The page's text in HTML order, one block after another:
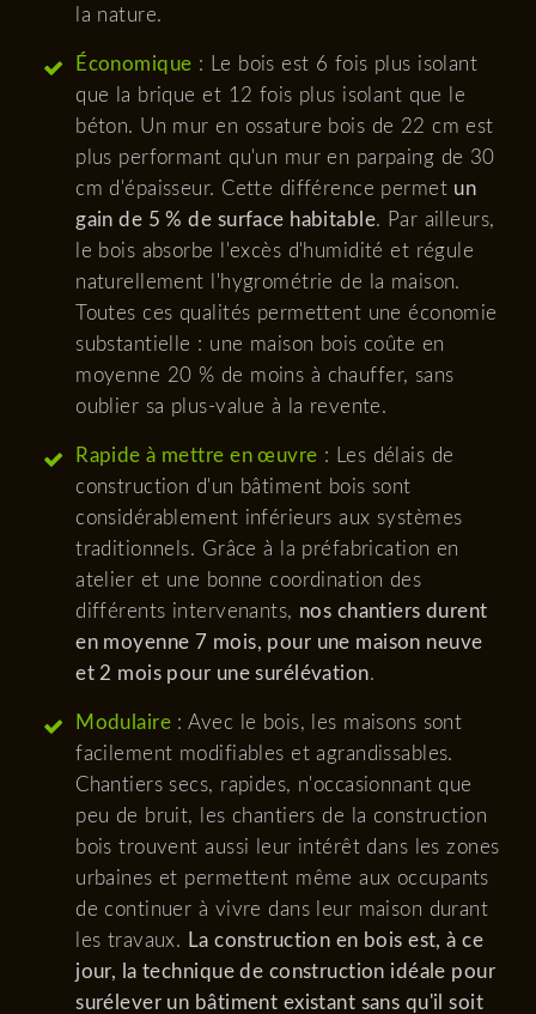
la nature.
Économique : Le bois est 6 fois plus isolant
que la brique et 12 fois plus isolant que le
béton. Un mur en ossature bois de 22 cm est
plus performant qu'un mur en parpaing de 30
cm d'épaisseur. Cette différence permet un
gain de 5 % de surface habitable. Par ailleurs,
le bois absorbe l'excès d'humidité et régule
naturellement l'hygrométrie de la maison.
Toutes ces qualités permettent une économie
substantielle : une maison bois coûte en
moyenne 20 % de moins à chauffer, sans
oublier sa plus-value à la revente.
Rapide à mettre en œuvre : Les délais de
construction d'un bâtiment bois sont
considérablement inférieurs aux systèmes
traditionnels. Grâce à la préfabrication en
atelier et une bonne coordination des
différents intervenants, nos chantiers durent
en moyenne 7 mois, pour une maison neuve
et 2 mois pour une surélévation.
Modulaire : Avec le bois, les maisons sont
facilement modifiables et agrandissables.
Chantiers secs, rapides, n'occasionnant que
peu de bruit, les chantiers de la construction
bois trouvent aussi leur intérêt dans les zones
urbaines et permettent même aux occupants
de continuer à vivre dans leur maison durant
les travaux. La construction en bois est, à ce
jour, la technique de construction idéale pour
surélever un bâtiment existant sans qu'il soit